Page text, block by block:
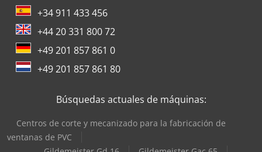
+34 911 433 456
+44 20 331 800 72
+49 201 857 861 0
+49 201 857 861 80
Búsquedas actuales de máquinas:
Centros de corte y mecanizado para la fabricación de
ventanas de PVC